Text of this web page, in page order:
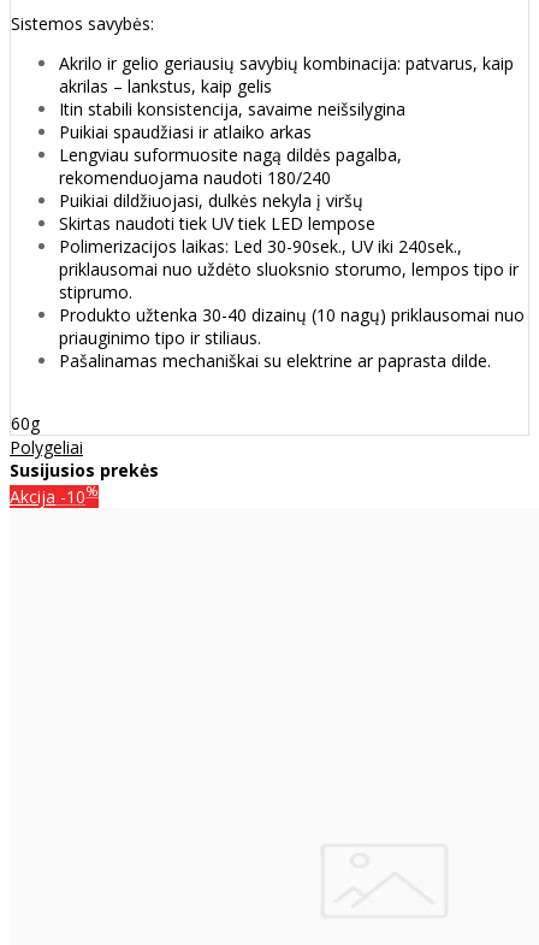
Sistemos savybės:
Akrilo ir gelio geriausių savybių kombinacija: patvarus, kaip
akrilas – lankstus, kaip gelis
Itin stabili konsistencija, savaime neišsilygina
Puikiai spaudžiasi ir atlaiko arkas
Lengviau suformuosite nagą dildės pagalba,
rekomenduojama naudoti 180/240
Puikiai dildžiuojasi, dulkės nekyla į viršų
Skirtas naudoti tiek UV tiek LED lempose
Polimerizacijos laikas: Led 30-90sek., UV iki 240sek.,
priklausomai nuo uždėto sluoksnio storumo, lempos tipo ir
stiprumo.
Produkto užtenka 30-40 dizainų (10 nagų) priklausomai nuo
priauginimo tipo ir stiliaus.
Pašalinamas mechaniškai su elektrine ar paprasta dilde.
60g
Polygeliai
Susijusios prekės
Akcija -10%